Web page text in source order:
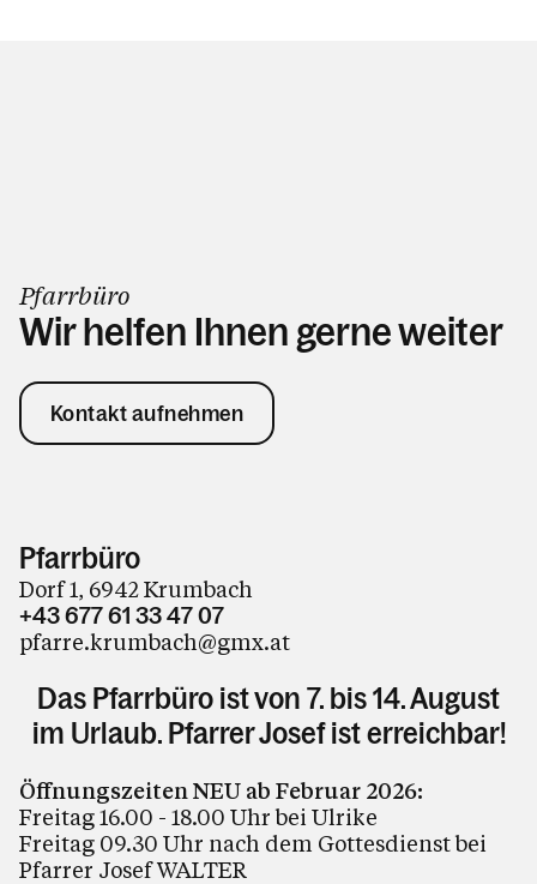
Pfarrbüro
Wir helfen Ihnen gerne weiter
Kontakt aufnehmen
Pfarrbüro
Dorf 1, 6942 Krumbach
+43 677 61 33 47 07
pfarre.krumbach@gmx.at
Das Pfarrbüro ist von 7. bis 14. August
im Urlaub. Pfarrer Josef ist erreichbar!
Öffnungszeiten NEU ab Februar 2026:
Freitag 16.00 - 18.00 Uhr bei Ulrike
Freitag 09.30 Uhr nach dem Gottesdienst bei
Pfarrer Josef WALTER